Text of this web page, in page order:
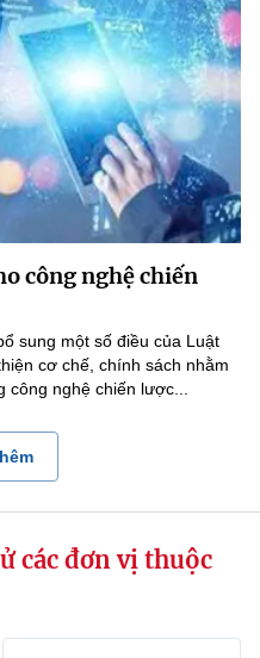
công nghệ chiến
sung một số điều của Luật
cơ chế, chính sách nhằm
nghệ chiến lược...
các đơn vị thuộc